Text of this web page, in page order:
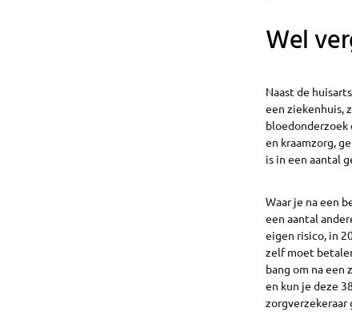
Wel
Naast de
een ziekenhuis,
bloedonderzoek
en kraamzorg,
is in een aantal
Waar je na een
een aantal
eigen risico, in
zelf moet
bang om na een
en kun je deze
zorgverzekeraar